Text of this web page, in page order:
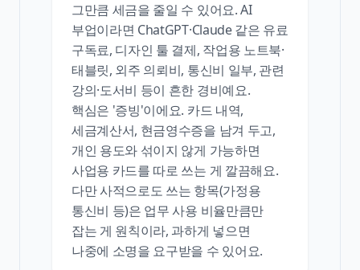
그만큼 세금을 줄일 수 있어요. AI
부업이라면 ChatGPT·Claude 같은 유료
구독료, 디자인 툴 결제, 작업용 노트북·
태블릿, 외주 의뢰비, 통신비 일부, 관련
강의·도서비 등이 흔한 경비예요.
핵심은 '증빙'이에요. 카드 내역,
세금계산서, 현금영수증을 남겨 두고,
개인 용도와 섞이지 않게 가능하면
사업용 카드를 따로 쓰는 게 깔끔해요.
다만 사적으로도 쓰는 항목(가정용
통신비 등)은 업무 사용 비율만큼만
잡는 게 원칙이라, 과하게 넣으면
나중에 소명을 요구받을 수 있어요.